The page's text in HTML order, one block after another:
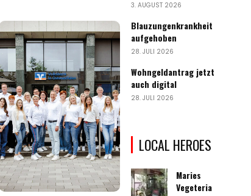
3. AUGUST 2026
Blauzungenkrankheit
aufgehoben
28. JULI 2026
Wohngeldantrag jetzt
auch digital
28. JULI 2026
LOCAL HEROES
Maries
Vegeteria